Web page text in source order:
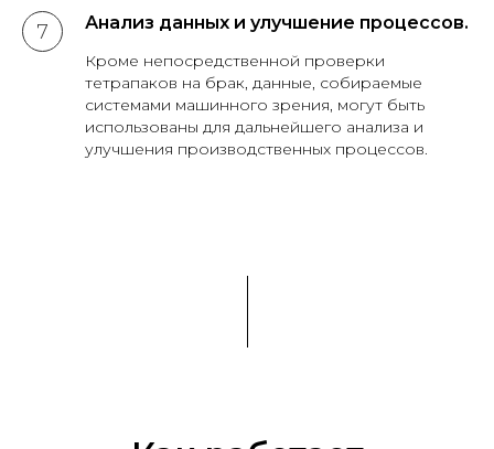
Анализ данных и улучшение процессов.
Кроме непосредственной проверки
тетрапаков на брак, данные, собираемые
системами машинного зрения, могут быть
использованы для дальнейшего анализа и
улучшения производственных процессов.